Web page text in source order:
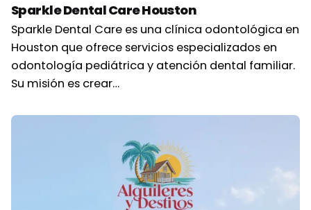
Sparkle Dental Care Houston
Sparkle Dental Care es una clínica odontológica en
Houston que ofrece servicios especializados en
odontología pediátrica y atención dental familiar.
Su misión es crear…